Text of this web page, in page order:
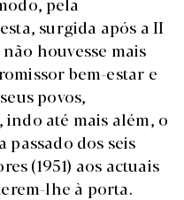
surgida após a II
houvesse mais
bem-estar e
povos,
até mais além, o
passado dos seis
(1951) aos actuais
lhe à porta.